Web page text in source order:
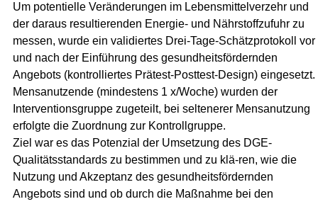
Um potentielle Veränderungen im Lebensmittelverzehr und
der daraus resultierenden Energie- und Nährstoffzufuhr zu
messen, wurde ein validiertes Drei-Tage-Schätzprotokoll vor
und nach der Einführung des gesundheitsfördernden
Angebots (kontrolliertes Prätest-Posttest-Design) eingesetzt.
Mensanutzende (mindestens 1 x/Woche) wurden der
Interventionsgruppe zugeteilt, bei seltenerer Mensanutzung
erfolgte die Zuordnung zur Kontrollgruppe.
Ziel war es das Potenzial der Umsetzung des DGE-
Qualitätsstandards zu bestimmen und zu klä-ren, wie die
Nutzung und Akzeptanz des gesundheitsfördernden
Angebots sind und ob durch die Maßnahme bei den